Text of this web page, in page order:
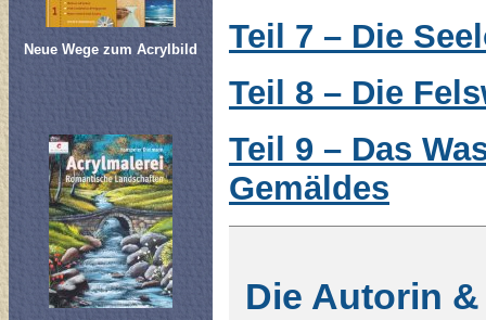
Neue Wege zum Acrylbild
Teil 7 – Die
Teil 8 – Die
Teil 9 – Das
Gemäldes
Die Autorin